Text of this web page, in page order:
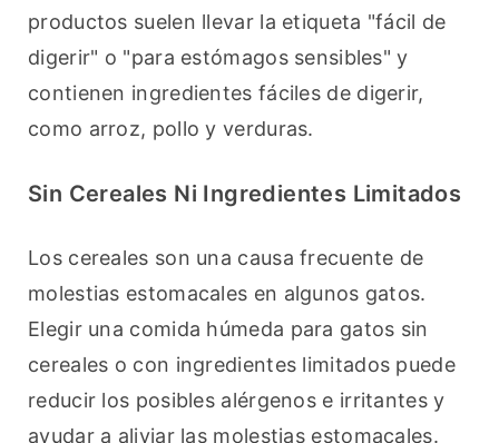
productos suelen llevar la etiqueta "fácil de
digerir" o "para estómagos sensibles" y
contienen ingredientes fáciles de digerir,
como arroz, pollo y verduras.
Sin Cereales Ni Ingredientes Limitados
Los cereales son una causa frecuente de
molestias estomacales en algunos gatos.
Elegir una comida húmeda para gatos sin
cereales o con ingredientes limitados puede
reducir los posibles alérgenos e irritantes y
ayudar a aliviar las molestias estomacales.